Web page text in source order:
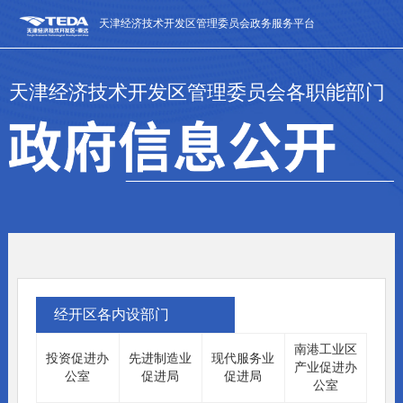
天津经济技术开发区管理委员会政务服务平台
天津经济技术开发区管理委员会各职能部门
经开区各内设部门
投资促进办
公室
先进制造业
促进局
现代服务业
促进局
南港工业区
产业促进办
公室